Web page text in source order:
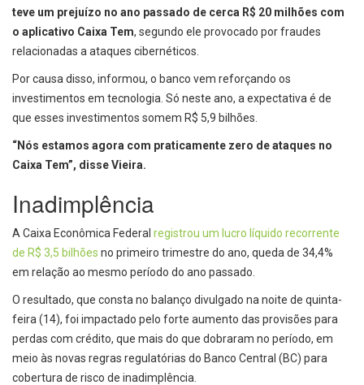
teve um prejuízo no ano passado de cerca R$ 20 milhões com
o aplicativo Caixa Tem, segundo ele provocado por fraudes
relacionadas a ataques cibernéticos.
Por causa disso, informou, o banco vem reforçando os
investimentos em tecnologia. Só neste ano, a expectativa é de
que esses investimentos somem R$ 5,9 bilhões.
“Nós estamos agora com praticamente zero de ataques no
Caixa Tem”, disse Vieira.
Inadimplência
A Caixa Econômica Federal registrou um lucro líquido recorrente
de R$ 3,5 bilhões no primeiro trimestre do ano, queda de 34,4%
em relação ao mesmo período do ano passado.
O resultado, que consta no balanço divulgado na noite de quinta-
feira (14), foi impactado pelo forte aumento das provisões para
perdas com crédito, que mais do que dobraram no período, em
meio às novas regras regulatórias do Banco Central (BC) para
cobertura de risco de inadimplência.